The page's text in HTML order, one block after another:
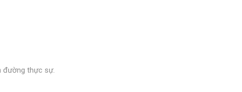
đường thực sự.